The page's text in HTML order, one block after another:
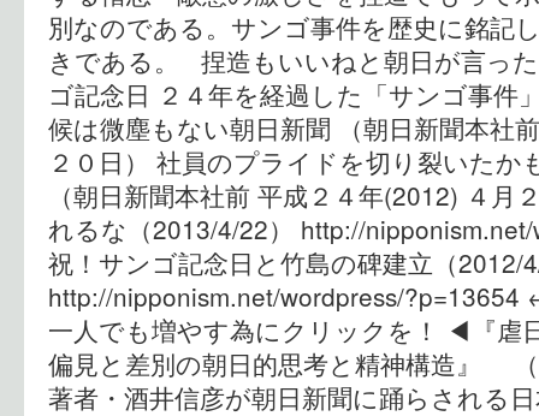
別なのである。サンゴ事件を歴史に銘記
きである。 捏造もいいねと朝日が言っ
ゴ記念日 ２４年を経過した「サンゴ事
候は微塵もない朝日新聞 （朝日新聞本社
２０日） 社員のプライドを切り裂いたか
（朝日新聞本社前 平成２４年(2012) ４月
れるな（2013/4/22） http://
祝！サンゴ記念日と竹島の碑建立（2012/
http://nipponism.net/wordpress/
一人でも増やす為にクリックを！ ◀︎『虐
偏見と差別の朝日的思考と精神構造』
著者・酒井信彦が朝日新聞に踊らされる